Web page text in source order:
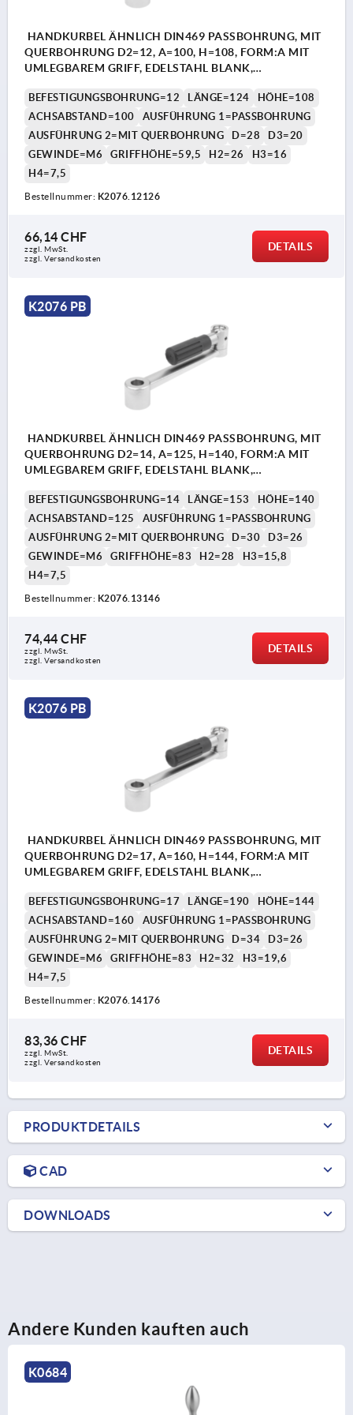
HANDKURBEL ÄHNLICH DIN469 PASSBOHRUNG, MIT
QUERBOHRUNG D2=12, A=100, H=108, FORM:A MIT
UMLEGBAREM GRIFF, EDELSTAHL BLANK,
BEFESTIGUNGSBOHRUNG=12 LÄNGE=124
HÖHE=108
ACHSABSTAND=100
AUSFÜHRUNG 1=PASSBOHRUNG
AUSFÜHRUNG 2=MIT QUERBOHRUNG
D=28
D3=20
GEWINDE=M6
GRIFFHÖHE=59,5 H2=26
H3=16
H4=7,5
Bestellnummer: K2076.12126
66,14 CHF
zzgl. MwSt.
zzgl. Versandkosten
DETAILS
K2076 PB
HANDKURBEL ÄHNLICH DIN469 PASSBOHRUNG, MIT
QUERBOHRUNG D2=14, A=125, H=140, FORM:A MIT
UMLEGBAREM GRIFF, EDELSTAHL BLANK,
BEFESTIGUNGSBOHRUNG=14 LÄNGE=153
HÖHE=140
ACHSABSTAND=125
AUSFÜHRUNG 1=PASSBOHRUNG
AUSFÜHRUNG 2=MIT QUERBOHRUNG
D=30
D3=26
GEWINDE=M6
GRIFFHÖHE=83 H2=28
H3=15,8
H4=7,5
Bestellnummer: K2076.13146
74,44 CHF
zzgl. MwSt.
zzgl. Versandkosten
DETAILS
K2076 PB
HANDKURBEL ÄHNLICH DIN469 PASSBOHRUNG, MIT
QUERBOHRUNG D2=17, A=160, H=144, FORM:A MIT
UMLEGBAREM GRIFF, EDELSTAHL BLANK,
BEFESTIGUNGSBOHRUNG=17 LÄNGE=190
HÖHE=144
ACHSABSTAND=160
AUSFÜHRUNG 1=PASSBOHRUNG
AUSFÜHRUNG 2=MIT QUERBOHRUNG
D=34
D3=26
GEWINDE=M6
GRIFFHÖHE=83 H2=32
H3=19,6
H4=7,5
Bestellnummer: K2076.14176
83,36 CHF
zzgl. MwSt.
zzgl. Versandkosten
DETAILS
PRODUKTDETAILS
CAD
DOWNLOADS
Andere Kunden kauften auch